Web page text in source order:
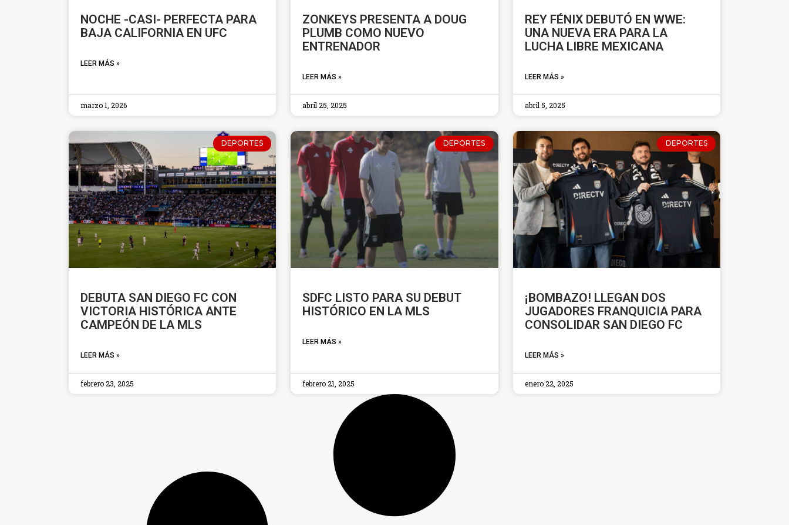
NOCHE -CASI- PERFECTA PARA
BAJA CALIFORNIA EN UFC
LEER MÁS »
marzo 1, 2026
ZONKEYS PRESENTA A DOUG
PLUMB COMO NUEVO
ENTRENADOR
LEER MÁS »
abril 25, 2025
REY FÉNIX DEBUTÓ EN WWE:
UNA NUEVA ERA PARA LA
LUCHA LIBRE MEXICANA
LEER MÁS »
abril 5, 2025
DEPORTES
DEBUTA SAN DIEGO FC CON
VICTORIA HISTÓRICA ANTE
CAMPEÓN DE LA MLS
LEER MÁS »
febrero 23, 2025
DEPORTES
SDFC LISTO PARA SU DEBUT
HISTÓRICO EN LA MLS
LEER MÁS »
febrero 21, 2025
DEPORTES
¡BOMBAZO! LLEGAN DOS
JUGADORES FRANQUICIA PARA
CONSOLIDAR SAN DIEGO FC
LEER MÁS »
enero 22, 2025